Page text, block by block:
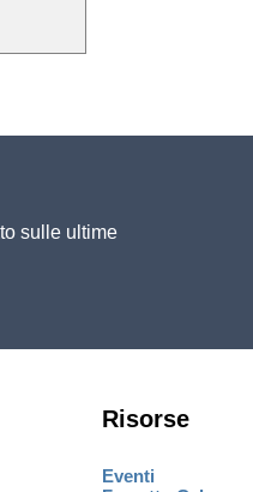
sulle ultime
Risorse
Eventi